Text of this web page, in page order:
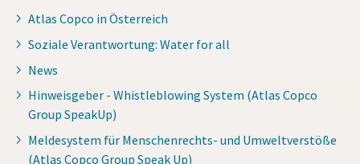
Atlas Copco in Österreich
Soziale Verantwortung: Water for all
News
Hinweisgeber - Whistleblowing System (Atlas Copco
Group SpeakUp)
Meldesystem für Menschenrechts- und Umweltverstöße
(Atlas Copco Group Speak Up)